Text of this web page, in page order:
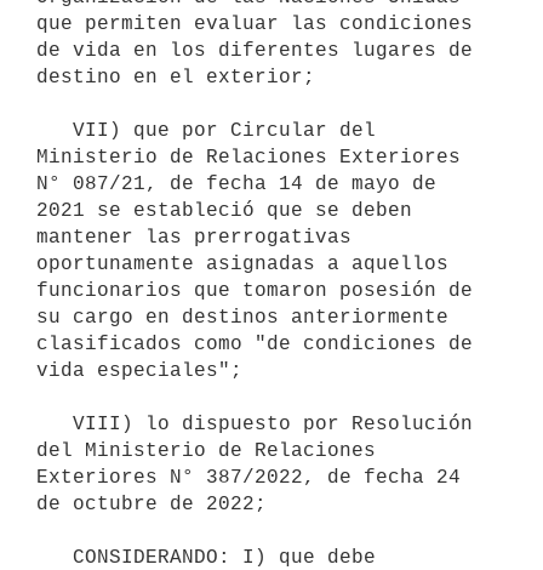
que permiten evaluar las condiciones
de vida en los diferentes lugares de
destino en el exterior;
Ministerio de Relaciones Exteriores
N° 087/21, de fecha 14 de mayo de
2021 se estableció que se deben
mantener las prerrogativas
oportunamente asignadas a aquellos
funcionarios que tomaron posesión de
su cargo en destinos anteriormente
clasificados como "de condiciones de
vida especiales";
del Ministerio de Relaciones
Exteriores N° 387/2022, de fecha 24
de octubre de 2022;